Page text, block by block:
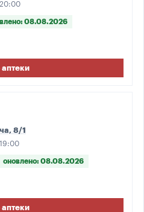
20:00
08.08.2026
8/1
оновлено: 08.08.2026